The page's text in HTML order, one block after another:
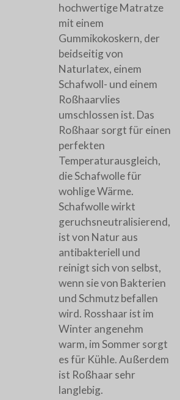
hochwertige Matratze
mit einem
Gummikokoskern, der
beidseitig von
Naturlatex, einem
Schafwoll- und einem
Roßhaarvlies
umschlossen ist. Das
Roßhaar sorgt für einen
perfekten
Temperaturausgleich,
die Schafwolle für
wohlige Wärme.
Schafwolle wirkt
geruchsneutralisierend,
ist von Natur aus
antibakteriell und
reinigt sich von selbst,
wenn sie von Bakterien
und Schmutz befallen
wird. Rosshaar ist im
Winter angenehm
warm, im Sommer sorgt
es für Kühle. Außerdem
ist Roßhaar sehr
langlebig.